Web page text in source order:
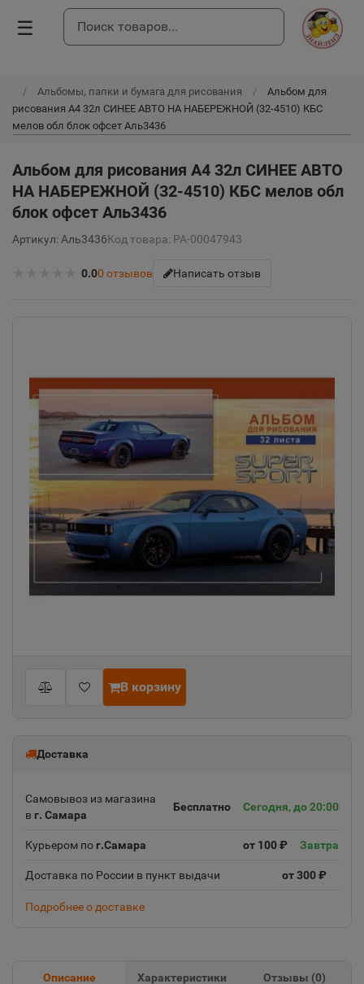
☰
Альбомы, папки и бумага для рисования
Альбом для
рисования А4 32л СИНЕЕ АВТО НА НАБЕРЕЖНОЙ (32-4510) КБС
мелов обл блок офсет Аль3436
Альбом для рисования А4 32л СИНЕЕ АВТО
НА НАБЕРЕЖНОЙ (32-4510) КБС мелов обл
блок офсет Аль3436
Артикул: Аль3436Код товара: РА-00047943
0.00 отзывов Написать отзыв
В корзину
Доставка
Самовывоз из магазина
в г. Самара
Бесплатно Сегодня, до 20:00
Курьером пог.Самара от 100 ₽ Завтра
Доставка по России в пункт выдачи от 300 ₽
Подробнее о доставке
Описание Характеристики Отзывы (0)